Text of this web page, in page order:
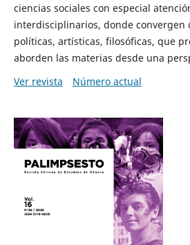
ciencias sociales con especial
interdisciplinarios, donde convergen
políticas, artísticas, filosóficas, que
aborden las materias desde una
Ver revista
Número actual